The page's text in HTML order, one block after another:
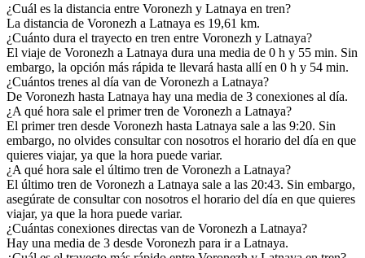
¿Cuál es la distancia entre Voronezh y Latnaya en tren?
La distancia de Voronezh a Latnaya es 19,61 km.
¿Cuánto dura el trayecto en tren entre Voronezh y Latnaya?
El viaje de Voronezh a Latnaya dura una media de 0 h y 55 min. Sin
embargo, la opción más rápida te llevará hasta allí en 0 h y 54 min.
¿Cuántos trenes al día van de Voronezh a Latnaya?
De Voronezh hasta Latnaya hay una media de 3 conexiones al día.
¿A qué hora sale el primer tren de Voronezh a Latnaya?
El primer tren desde Voronezh hasta Latnaya sale a las 9:20. Sin
embargo, no olvides consultar con nosotros el horario del día en que
quieres viajar, ya que la hora puede variar.
¿A qué hora sale el último tren de Voronezh a Latnaya?
El último tren de Voronezh a Latnaya sale a las 20:43. Sin embargo,
asegúrate de consultar con nosotros el horario del día en que quieres
viajar, ya que la hora puede variar.
¿Cuántas conexiones directas van de Voronezh a Latnaya?
Hay una media de 3 desde Voronezh para ir a Latnaya.